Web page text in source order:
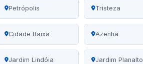
Petrópolis Tristeza
Cidade Baixa Azenha
Jardim Lindóia Jardim Planalto